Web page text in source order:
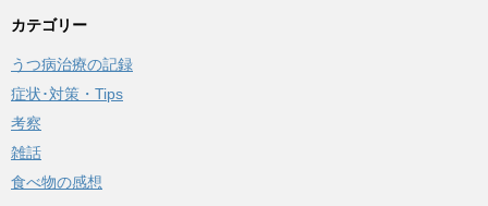
カテゴリー
うつ病治療の記録
症状･対策・Tips
考察
雑話
食べ物の感想